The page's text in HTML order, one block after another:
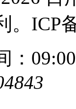
。ICP
：